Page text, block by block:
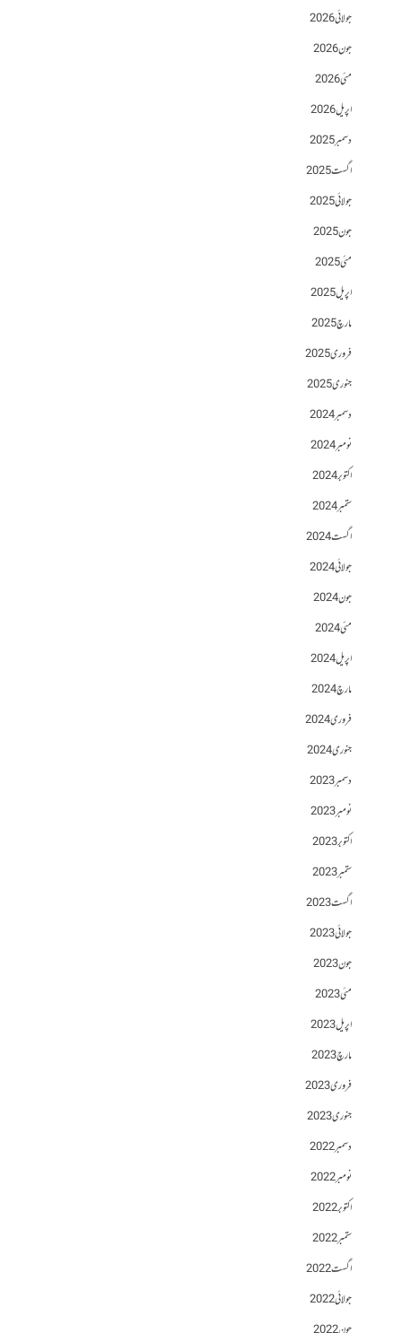
جولائی 2026
جون 2026
مئی 2026
اپریل 2026
دسمبر 2025
اگست 2025
جولائی 2025
جون 2025
مئی 2025
اپریل 2025
مارچ 2025
فروری 2025
جنوری 2025
دسمبر 2024
نومبر 2024
اکتوبر 2024
ستمبر 2024
اگست 2024
جولائی 2024
جون 2024
مئی 2024
اپریل 2024
مارچ 2024
فروری 2024
جنوری 2024
دسمبر 2023
نومبر 2023
اکتوبر 2023
ستمبر 2023
اگست 2023
جولائی 2023
جون 2023
مئی 2023
اپریل 2023
مارچ 2023
فروری 2023
جنوری 2023
دسمبر 2022
نومبر 2022
اکتوبر 2022
ستمبر 2022
اگست 2022
جولائی 2022